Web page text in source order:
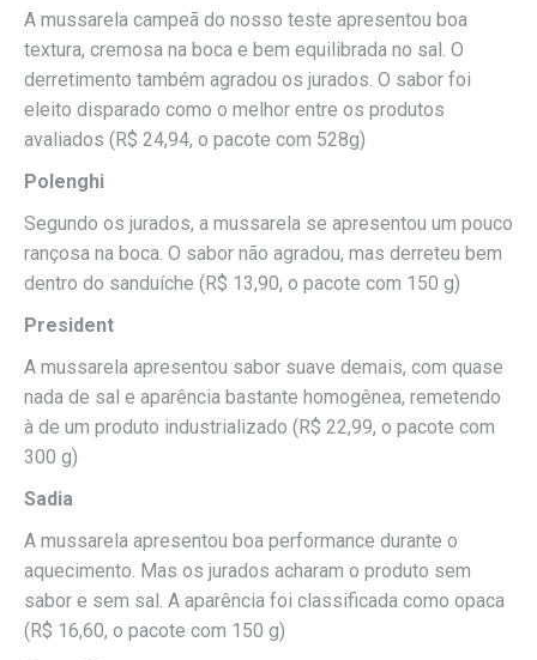
A mussarela campeã do nosso teste apresentou boa
textura, cremosa na boca e bem equilibrada no sal. O
derretimento também agradou os jurados. O sabor foi
eleito disparado como o melhor entre os produtos
avaliados (R$ 24,94, o pacote com 528g)
Polenghi
Segundo os jurados, a mussarela se apresentou um pouco
rançosa na boca. O sabor não agradou, mas derreteu bem
dentro do sanduíche (R$ 13,90, o pacote com 150 g)
President
A mussarela apresentou sabor suave demais, com quase
nada de sal e aparência bastante homogênea, remetendo
à de um produto industrializado (R$ 22,99, o pacote com
300 g)
Sadia
A mussarela apresentou boa performance durante o
aquecimento. Mas os jurados acharam o produto sem
sabor e sem sal. A aparência foi classificada como opaca
(R$ 16,60, o pacote com 150 g)